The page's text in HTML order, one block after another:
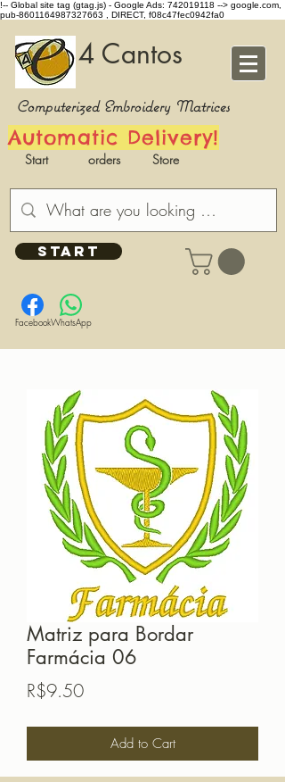
!-- Global site tag (gtag.js) - Google Ads: 742019118 --> google.com,
pub-8601164987327663 , DIRECT, f08c47fec0942fa0
4 Cantos
Computerized Embroidery Matrices
Automatic Delivery!
Start orders Store
START
FacebookWhatsApp
Matriz para Bordar
Farmácia 06
R$9.50Price
Add to Cart